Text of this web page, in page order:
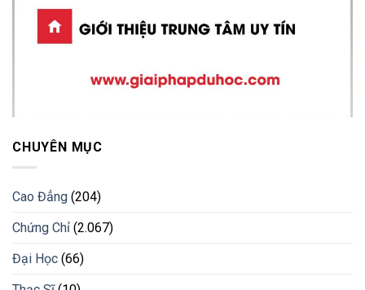
CHUYÊN MỤC
Cao Đẳng (204)
Chứng Chỉ (2.067)
Đại Học (66)